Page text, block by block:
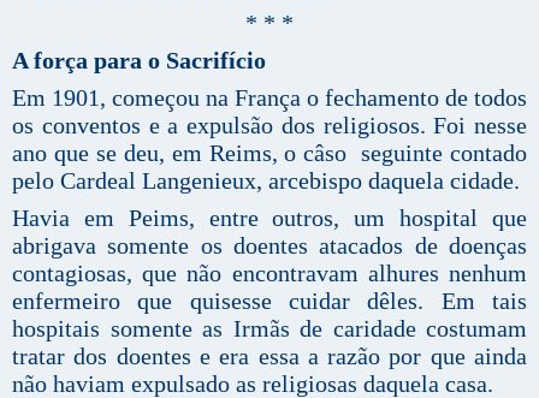
* * *
A força para o Sacrifício
Em 1901, começou na França o fechamento de todos
os conventos e a expulsão dos religiosos. Foi nesse
ano que se deu, em Reims, o câso seguinte contado
pelo Cardeal Langenieux, arcebispo daquela cidade.
Havia em Peims, entre outros, um hospital que
abrigava somente os doentes atacados de doenças
contagiosas, que não encontravam alhures nenhum
enfermeiro que quisesse cuidar dêles. Em tais
hospitais somente as Irmãs de caridade costumam
tratar dos doentes e era essa a razão por que ainda
não haviam expulsado as religiosas daquela casa.